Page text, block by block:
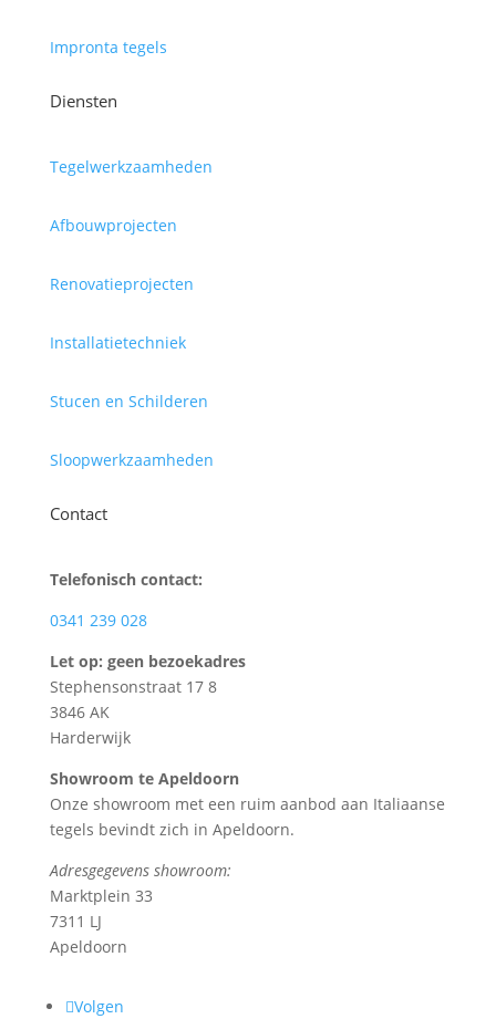
Impronta tegels
Diensten
Tegelwerkzaamheden
Afbouwprojecten
Renovatieprojecten
Installatietechniek
Stucen en Schilderen
Sloopwerkzaamheden
Contact
Telefonisch contact:
0341 239 028
Let op: geen bezoekadres
Stephensonstraat 17 8
3846 AK
Harderwijk
Showroom te Apeldoorn
Onze showroom met een ruim aanbod aan Italiaanse
tegels bevindt zich in Apeldoorn.
Adresgegevens showroom:
Marktplein 33
7311 LJ
Apeldoorn
Volgen